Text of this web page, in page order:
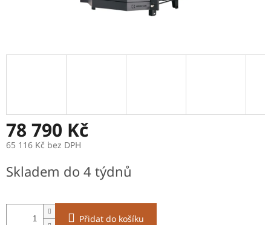
78 790 Kč
65 116 Kč bez DPH
cena:
Skladem do 4 týdnů
Přidat do košíku